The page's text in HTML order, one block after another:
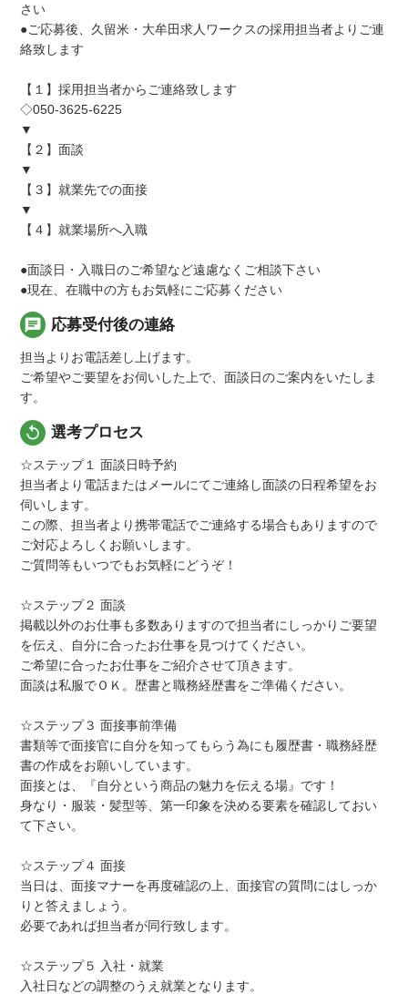
さい
●ご応募後、久留米・大牟田求人ワークスの採用担当者よりご連
絡致します
【１】採用担当者からご連絡致します
◇050-3625-6225
▼
【２】面談
▼
【３】就業先での面接
▼
【４】就業場所へ入職
●面談日・入職日のご希望など遠慮なくご相談下さい
●現在、在職中の方もお気軽にご応募ください
chat 応募受付後の連絡
担当よりお電話差し上げます。
ご希望やご要望をお伺いした上で、面談日のご案内をいたしま
す。
replay 選考プロセス
☆ステップ１ 面談日時予約
担当者より電話またはメールにてご連絡し面談の日程希望をお
伺いします。
この際、担当者より携帯電話でご連絡する場合もありますので
ご対応よろしくお願いします。
ご質問等もいつでもお気軽にどうぞ！
☆ステップ２ 面談
掲載以外のお仕事も多数ありますので担当者にしっかりご要望
を伝え、自分に合ったお仕事を見つけてください。
ご希望に合ったお仕事をご紹介させて頂きます。
面談は私服でＯＫ。歴書と職務経歴書をご準備ください。
☆ステップ３ 面接事前準備
書類等で面接官に自分を知ってもらう為にも履歴書・職務経歴
書の作成をお願いしています。
面接とは、『自分という商品の魅力を伝える場』です！
身なり・服装・髪型等、第一印象を決める要素を確認しておい
て下さい。
☆ステップ４ 面接
当日は、面接マナーを再度確認の上、面接官の質問にはしっか
りと答えましょう。
必要であれば担当者が同行致します。
☆ステップ５ 入社・就業
入社日などの調整のうえ就業となります。